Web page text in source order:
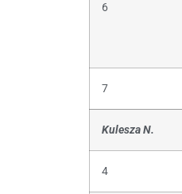
6
7
Kulesza N.
4